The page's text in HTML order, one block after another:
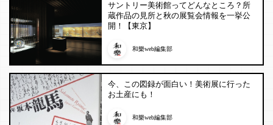
サントリー美術館ってどんなところ？所
蔵作品の見所と秋の展覧会情報を一挙公
開！【東京】
和樂web編集部
今、この図録が面白い！美術展に行った
お土産にも！
和樂web編集部